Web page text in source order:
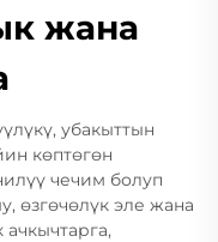
жана
убакыттын
көптөгөн
чечим болуп
өзгөчөлүк эле жана